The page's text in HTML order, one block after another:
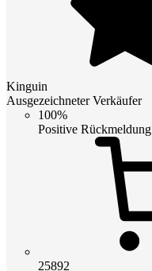
Kinguin
Ausgezeichneter Verkäufer
100%
Positive Rückmeldung
25892